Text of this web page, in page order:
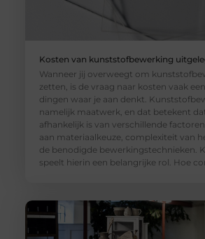
Kosten van kunststofbewerking
Wanneer jij overweegt om
zetten, is de vraag naar kosten vaak
dingen waar je aan denkt.
namelijk maatwerk, en dat betekent
afhankelijk is van verschillende
aan materiaalkeuze, complexiteit van
de benodigde bewerkingstechnieken.
speelt hierin een belangrijke rol. Hoe